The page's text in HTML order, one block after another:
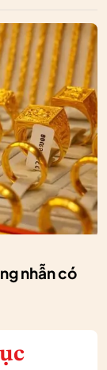
nhẫn có